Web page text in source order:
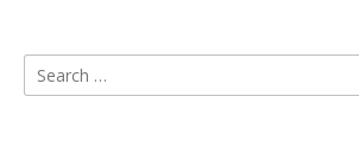
Search
for: